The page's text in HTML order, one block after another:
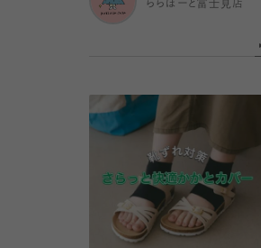
ららぽーと富士見店